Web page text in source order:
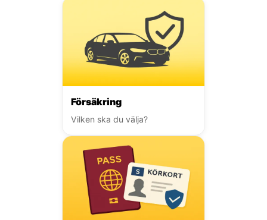
Försäkring
Vilken ska du välja?